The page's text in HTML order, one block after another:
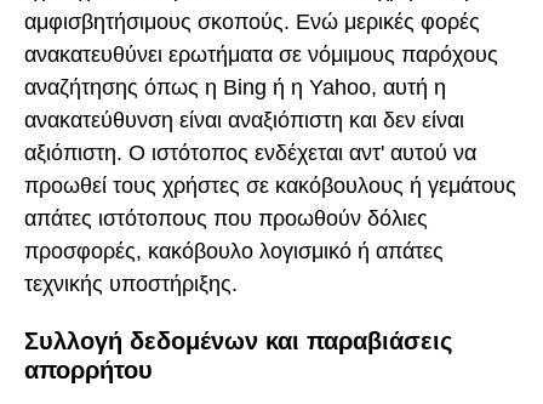
αμφισβητήσιμους σκοπούς. Ενώ μερικές φορές
ανακατευθύνει ερωτήματα σε νόμιμους παρόχους
αναζήτησης όπως η Bing ή η Yahoo, αυτή η
ανακατεύθυνση είναι αναξιόπιστη και δεν είναι
αξιόπιστη. Ο ιστότοπος ενδέχεται αντ' αυτού να
προωθεί τους χρήστες σε κακόβουλους ή γεμάτους
απάτες ιστότοπους που προωθούν δόλιες
προσφορές, κακόβουλο λογισμικό ή απάτες
τεχνικής υποστήριξης.
Συλλογή δεδομένων και παραβιάσεις
απορρήτου